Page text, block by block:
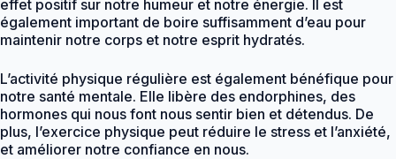
effet positif sur notre humeur et notre énergie. Il est
également important de boire suffisamment d’eau pour
maintenir notre corps et notre esprit hydratés.
L’activité physique régulière est également bénéfique pour
notre santé mentale. Elle libère des endorphines, des
hormones qui nous font nous sentir bien et détendus. De
plus, l’exercice physique peut réduire le stress et l’anxiété,
et améliorer notre confiance en nous.